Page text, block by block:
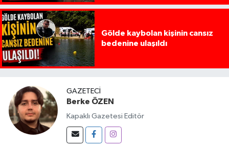
Gölde kaybolan kişinin cansız
bedenine ulaşıldı
GAZETECI
Berke ÖZEN
Kapaklı Gazetesi Editör